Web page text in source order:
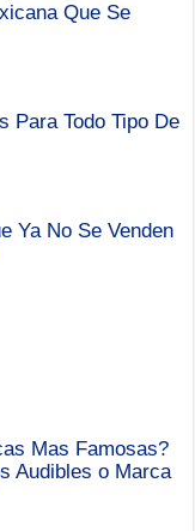
Que Se
Para Todo Tipo De
Ya No Se Venden
Mas Famosas?
Audibles o Marca